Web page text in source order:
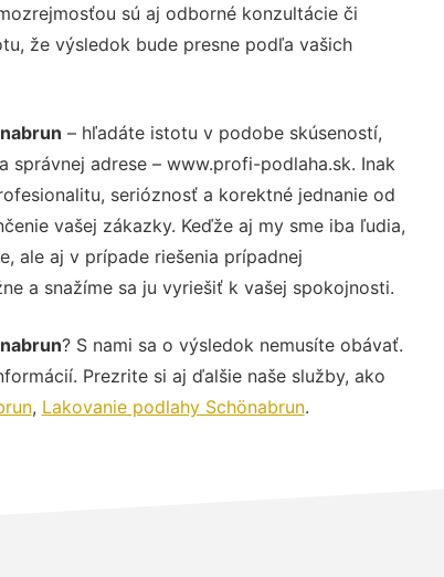
sú aj odborné konzultácie či
že výsledok bude presne podľa vašich
– hľadáte istotu v podobe skúseností,
adrese – www.profi-podlaha.sk. Inak
serióznosť a korektné jednanie od
vašej zákazky. Keďže aj my sme iba ľudia,
ale aj v prípade riešenia prípadnej
a snažíme sa ju vyriešiť k vašej spokojnosti.
? S nami sa o výsledok nemusíte obávať.
Prezrite si aj ďalšie naše služby, ako
, Lakovanie podlahy Schönabrun.